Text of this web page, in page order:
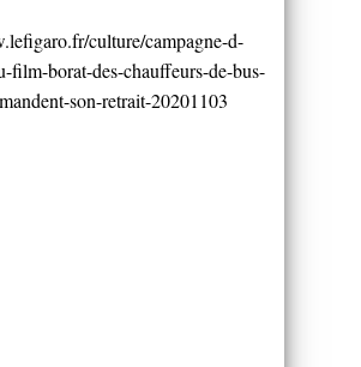
culture/campagne-d-
film-borat-des-chauffeurs-de-bus-
son-retrait-20201103